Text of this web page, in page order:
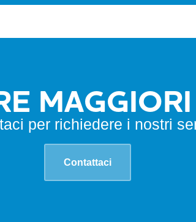
per richiedere i nostri
Contattaci